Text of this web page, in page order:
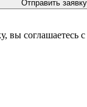
вы соглашаетесь с